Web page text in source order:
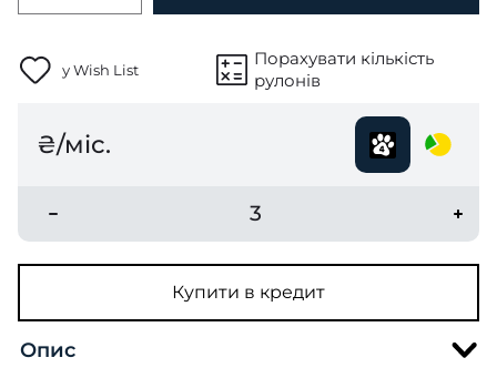
у Wish List
Порахувати кількість
рулонів
₴/міс.
3
Купити в кредит
Опис